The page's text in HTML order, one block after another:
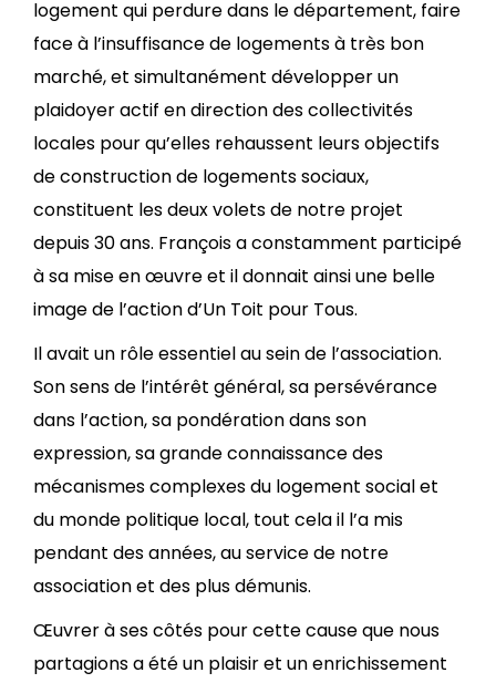
logement qui perdure dans le département, faire
face à l’insuffisance de logements à très bon
marché, et simultanément développer un
plaidoyer actif en direction des collectivités
locales pour qu’elles rehaussent leurs objectifs
de construction de logements sociaux,
constituent les deux volets de notre projet
depuis 30 ans. François a constamment participé
à sa mise en œuvre et il donnait ainsi une belle
image de l’action d’Un Toit pour Tous.
Il avait un rôle essentiel au sein de l’association.
Son sens de l’intérêt général, sa persévérance
dans l’action, sa pondération dans son
expression, sa grande connaissance des
mécanismes complexes du logement social et
du monde politique local, tout cela il l’a mis
pendant des années, au service de notre
association et des plus démunis.
Œuvrer à ses côtés pour cette cause que nous
partagions a été un plaisir et un enrichissement